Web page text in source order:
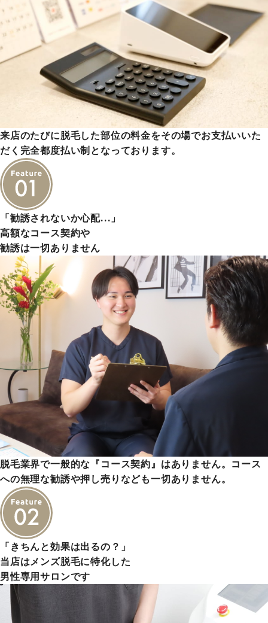
来店のたびに脱毛した部位の料金をその場でお支払いいた
だく完全都度払い制となっております。
「勧誘されないか心配…」
高額なコース契約や
勧誘は一切ありません
脱毛業界で一般的な『コース契約』はありません。コース
への無理な勧誘や押し売りなども一切ありません。
「きちんと効果は出るの？」
当店はメンズ脱毛に特化した
男性専用サロンです